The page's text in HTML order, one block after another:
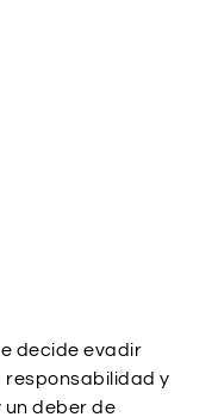
decide evadir
responsabilidad y
un deber de